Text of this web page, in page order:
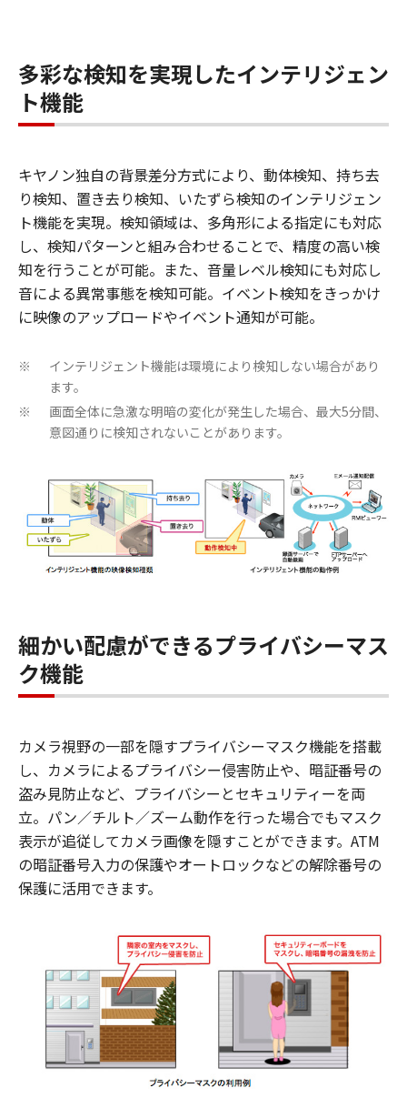
多彩な検知を実現したインテリジェン
ト機能
キヤノン独自の背景差分方式により、動体検知、持ち去
り検知、置き去り検知、いたずら検知のインテリジェン
ト機能を実現。検知領域は、多角形による指定にも対応
し、検知パターンと組み合わせることで、精度の高い検
知を行うことが可能。また、音量レベル検知にも対応し
音による異常事態を検知可能。イベント検知をきっかけ
に映像のアップロードやイベント通知が可能。
※
インテリジェント機能は環境により検知しない場合があり
ます。
※
画面全体に急激な明暗の変化が発生した場合、最大5分間、
意図通りに検知されないことがあります。
細かい配慮ができるプライバシーマス
ク機能
カメラ視野の一部を隠すプライバシーマスク機能を搭載
し、カメラによるプライバシー侵害防止や、暗証番号の
盗み見防止など、プライバシーとセキュリティーを両
立。パン／チルト／ズーム動作を行った場合でもマスク
表示が追従してカメラ画像を隠すことができます。ATM
の暗証番号入力の保護やオートロックなどの解除番号の
保護に活用できます。